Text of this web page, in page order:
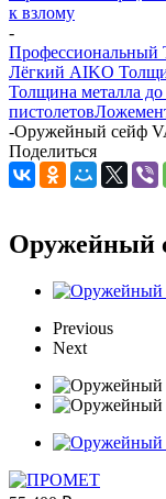
к взлому
-
Профессиональный
Лёгкий AIKO
Толщина металла
пистолетов
-Оружейный сейф
Поделиться
Оружейный
Previous
Next